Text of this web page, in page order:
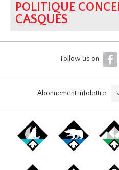
POLITIQUE
CASQUES
Follow us on F
Abonnement infolettre